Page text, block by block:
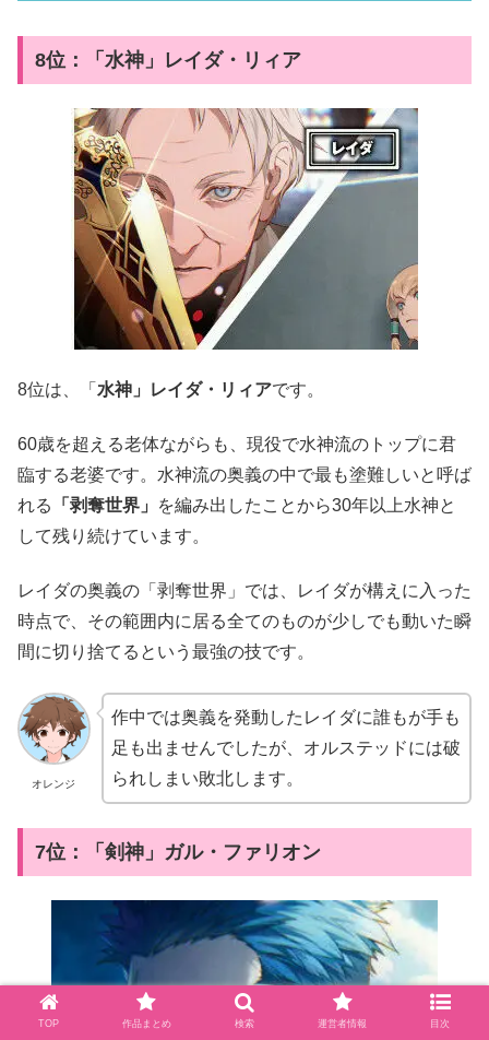
8位：「水神」レイダ・リィア
8位は、「 水神」レイダ・リィアです。
60歳を超える老体ながらも、現役で水神流のトップに君
臨する老婆です。水神流の奥義の中で最も塗難しいと呼ば
れる
「剥奪世界」
を編み出したことから30年以上水神と
して残り続けています。
レイダの奥義の「剥奪世界」では、レイダが構えに入った
時点で、その範囲内に居る全てのものが少しでも動いた瞬
間に切り捨てるという最強の技です。
オレンジ
作中では奥義を発動したレイダに誰もが手も
足も出ませんでしたが、オルステッドには破
られしまい敗北します。
7位：「剣神」ガル・ファリオン
TOP 作品まとめ 検索 運営者情報 目次